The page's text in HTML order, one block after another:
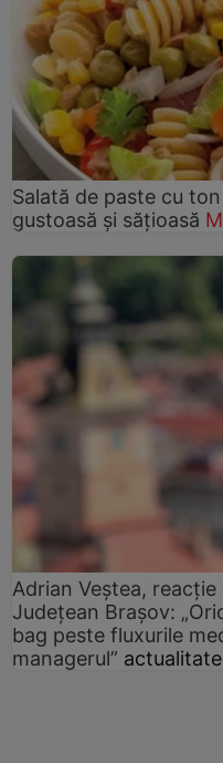
Salată de paste cu
gustoasă și sățioasă
Adrian Veștea,
Județean Brașov:
bag peste fluxurile
managerul”